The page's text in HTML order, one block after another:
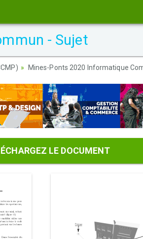
- Sujet
Mines-Ponts 2020 Informatique
LE DOCUMENT